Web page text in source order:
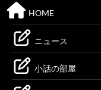
HOME
ニュース
小話の部屋